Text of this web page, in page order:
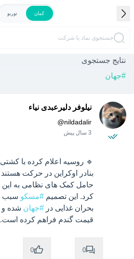
کمان توربو
جستجوی نماد یا شرکت
نتایج جستجوی
#جهان
نیلوفر دلیرعبدی نیاء
@nildadalir
3 سال پیش
کرد. این تصمیم #مسکو
بحران غذایی در #جهان
قیمت گندم فراهم کرده است.
0
0